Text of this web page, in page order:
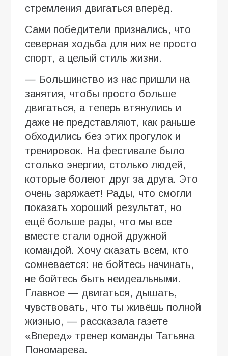
стремления двигаться вперёд.
Сами победители признались, что
северная ходьба для них не просто
спорт, а целый стиль жизни.
— Большинство из нас пришли на
занятия, чтобы просто больше
двигаться, а теперь втянулись и
даже не представляют, как раньше
обходились без этих прогулок и
тренировок. На фестивале было
столько энергии, столько людей,
которые болеют друг за друга. Это
очень заряжает! Рады, что смогли
показать хороший результат, но
ещё больше рады, что мы все
вместе стали одной дружной
командой. Хочу сказать всем, кто
сомневается: не бойтесь начинать,
не бойтесь быть неидеальными.
Главное — двигаться, дышать,
чувствовать, что ты живёшь полной
жизнью, — рассказала газете
«Вперед» тренер команды Татьяна
Пономарева.